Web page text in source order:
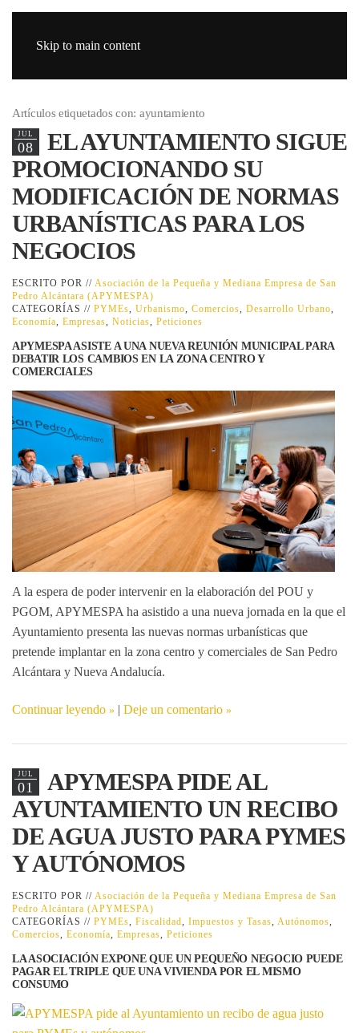
Skip to main content
Artículos etiquetados con: ayuntamiento
JUL
08
EL AYUNTAMIENTO SIGUE
PROMOCIONANDO SU
MODIFICACIÓN DE NORMAS
URBANÍSTICAS PARA LOS
NEGOCIOS
ESCRITO POR // Asociación de la Pequeña y Mediana Empresa de San
Pedro Alcántara (APYMESPA)
CATEGORÍAS // PYMEs Urbanismo Comercios Desarrollo Urbano
Economía
Empresas Noticias Peticiones
APYMESPA ASISTE A UNA NUEVA REUNIÓN MUNICIPAL PARA
DEBATIR LOS CAMBIOS EN LA ZONA CENTRO Y
COMERCIALES
A la espera de poder intervenir en la elaboración del POU y
PGOM, APYMESPA ha asistido a una nueva jornada en la que el
Ayuntamiento presenta las nuevas normas urbanísticas que
pretende implantar en la zona centro y comerciales de San Pedro
Alcántara y Nueva Andalucía.
Continuar leyendo | Deje un comentario
JUL
01
APYMESPA PIDE AL
AYUNTAMIENTO UN RECIBO
DE AGUA JUSTO PARA PYMES
Y AUTÓNOMOS
ESCRITO POR // Asociación de la Pequeña y Mediana Empresa de San
Pedro Alcántara (APYMESPA)
CATEGORÍAS // PYMEs, Fiscalidad, Impuestos y Tasas, Autónomos,
Comercios, Economía, Empresas, Peticiones
LA ASOCIACIÓN EXPONE QUE UN PEQUEÑO NEGOCIO PUEDE
PAGAR EL TRIPLE QUE UNA VIVIENDA POR EL MISMO
CONSUMO